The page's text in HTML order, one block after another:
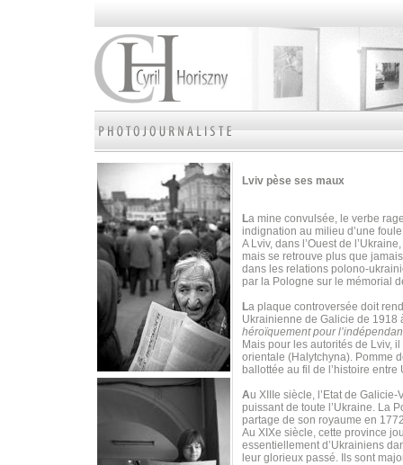
Lviv pèse ses maux
La mine convulsée, le verbe
indignation au milieu d’une
A Lviv, dans l’Ouest de
mais se retrouve plus que
dans les relations polono-
par la Pologne sur le mémorial
La plaque controversée doit
Ukrainienne de Galicie de 1918
héroïquement pour
Mais pour les autorités de Lviv,
orientale (Halytchyna). Pomme
ballottée au fil de l’histoire
Au XIIIe siècle, l’Etat de
puissant de toute l’Ukraine. La
partage de son royaume en
Au XIXe siècle, cette province
essentiellement d’Ukrainiens
leur glorieux passé. Ils sont